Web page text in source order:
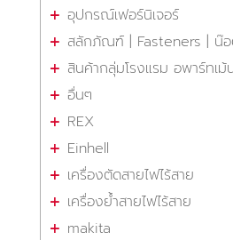
อุปกรณ์เฟอร์นิเจอร์
สลักภัณฑ์ | Fasteners | น๊
สินค้ากลุ่มโรงแรม อพาร์ทเ
อื่นๆ
REX
Einhell
เครื่องตัดสายไฟไร้สาย
เครื่องย้ำสายไฟไร้สาย
makita